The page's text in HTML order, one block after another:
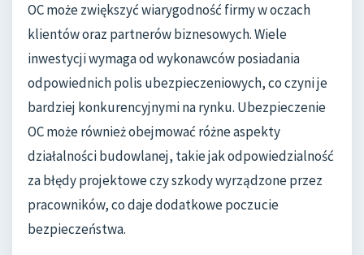
OC może zwiększyć wiarygodność firmy w oczach
klientów oraz partnerów biznesowych. Wiele
inwestycji wymaga od wykonawców posiadania
odpowiednich polis ubezpieczeniowych, co czyni je
bardziej konkurencyjnymi na rynku. Ubezpieczenie
OC może również obejmować różne aspekty
działalności budowlanej, takie jak odpowiedzialność
za błędy projektowe czy szkody wyrządzone przez
pracowników, co daje dodatkowe poczucie
bezpieczeństwa.